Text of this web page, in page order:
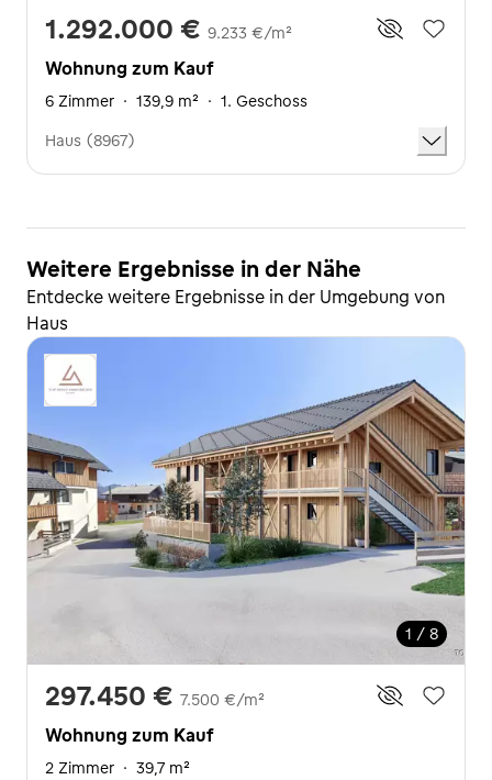
1.292.000 € 9.233 €/m²
Wohnung zum Kauf
6 Zimmer · 139,9 m² · 1. Geschoss
Haus (8967)
Weitere Ergebnisse in der Nähe
Entdecke weitere Ergebnisse in der Umgebung von
Haus
1 / 8
297.450 € 7.500 €/m²
Wohnung zum Kauf
2 Zimmer · 39,7 m²